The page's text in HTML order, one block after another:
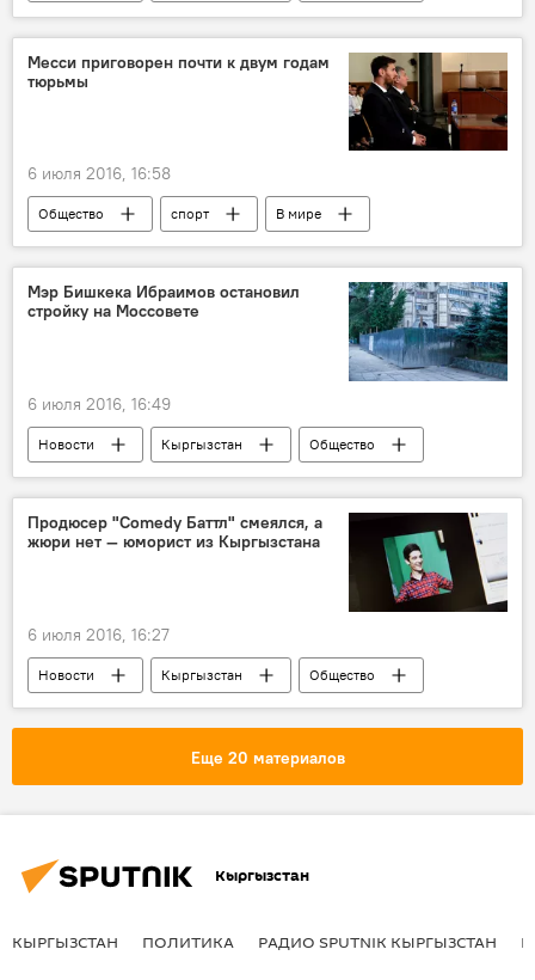
Бишкек
Мэрия города Бишкек
зарплата
Месси приговорен почти к двум годам
тюрьмы
6 июля 2016, 16:58
Общество спорт
В мире
Аргентина
Лионель Месси тюрьма
Мэр Бишкека Ибраимов остановил
стройку на Моссовете
6 июля 2016, 16:49
Новости Кыргызстан
Общество
Бишкек
Албек Ибраимов
Мэрия города Бишкек
строительство
Продюсер "Comedy Баттл" смеялся, а
жюри нет — юморист из Кыргызстана
6 июля 2016, 16:27
Новости Кыргызстан
Общество
Культура
Равшан Шехов
ТНТ
Еще 20 материалов
Кыргызстан
КЫРГЫЗСТАН ПОЛИТИКА РАДИО SPUTNIK КЫРГЫЗСТАН